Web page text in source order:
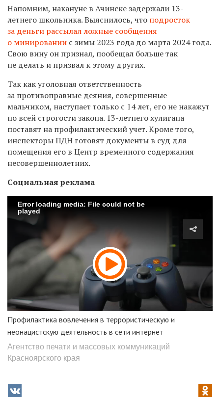
Напомним, накануне в Ачинске задержали 13-
летнего школьника. Выяснилось, что подросток
за деньги рассылал ложные сообщения
о минировании с зимы 2023 года до марта 2024 года.
Свою вину он признал, пообещал больше так
не делать и призвал к этому других.
Так как уголовная ответственность
за противоправные деяния, совершенные
мальчиком, наступает только с 14 лет, его не накажут
по всей строгости закона. 13-летнего хулигана
поставят на профилактический учет. Кроме того,
инспекторы ПДН готовят документы в суд для
помещения его в Центр временного содержания
несовершеннолетних.
Социальная реклама
Error loading media: File could not be
played
Профилактика вовлечения в террористическую и
неонацистскую деятельность в сети интернет
Агентство печати и массовых коммуникаций
Красноярского края